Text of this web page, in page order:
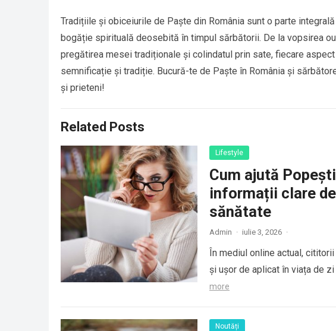
Tradițiile și obiceiurile de Paște din România sunt o parte
bogăție spirituală deosebită în timpul sărbătorii. De la vopsirea
pregătirea mesei tradiționale și colindatul prin sate, fiecare
semnificație și tradiție. Bucură-te de Paște în România și
și prieteni!
Related Posts
Lifestyle
Cum ajută
informații clare
sănătate
Admin · iulie 3, 2026 ·
În mediul online actual,
și ușor de aplicat în viața de
more
Noutăți